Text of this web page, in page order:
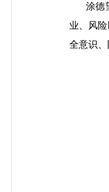
涂德
业、风
全意识